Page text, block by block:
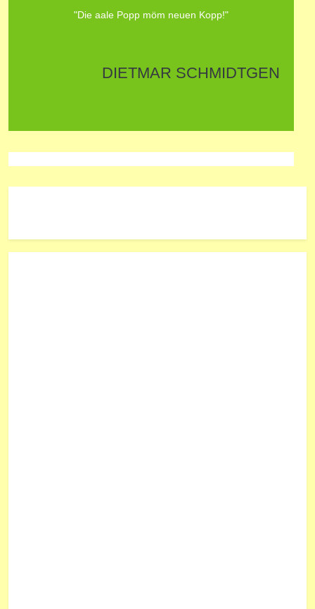
"Die aale Popp möm neuen Kopp!"
DIETMAR SCHMIDTGEN